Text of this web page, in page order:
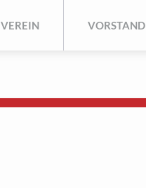
VEREIN VORSTAND